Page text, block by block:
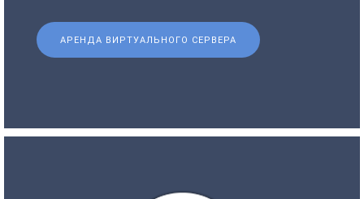
АРЕНДА ВИРТУАЛЬНОГО СЕРВЕРА